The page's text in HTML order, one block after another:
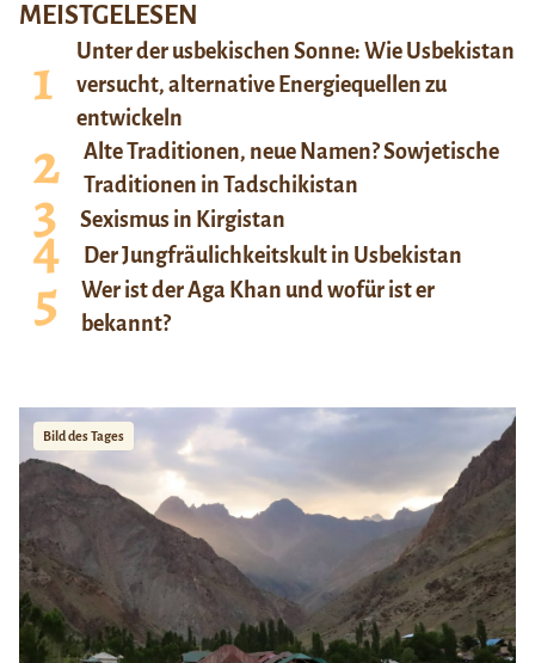
MEISTGELESEN
Unter der usbekischen Sonne: Wie Usbekistan
versucht, alternative Energiequellen zu
entwickeln
Alte Traditionen, neue Namen? Sowjetische
Traditionen in Tadschikistan
Sexismus in Kirgistan
Der Jungfräulichkeitskult in Usbekistan
Wer ist der Aga Khan und wofür ist er
bekannt?
Bild des Tages